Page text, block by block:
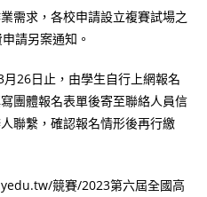
需求，各校申請設立複賽試場之
請另案通知。
26日止，由學生自行上網報名
團體報名表單後寄至聯絡人員信
聯繫，確認報名情形後再行繳
競賽/2023第六屆全國高